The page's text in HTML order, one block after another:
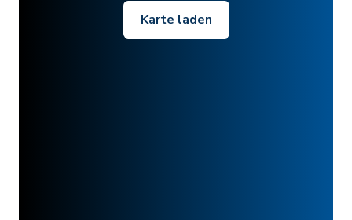
Karte laden